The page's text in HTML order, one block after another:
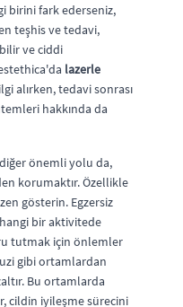
birini fark ederseniz,
teşhis ve tedavi,
ve ciddi
lazerle
alırken, tedavi sonrası
hakkında da
önemli yolu da,
korumaktır. Özellikle
gösterin. Egzersiz
bir aktivitede
tutmak için önlemler
gibi ortamlardan
Bu ortamlarda
cildin iyileşme sürecini